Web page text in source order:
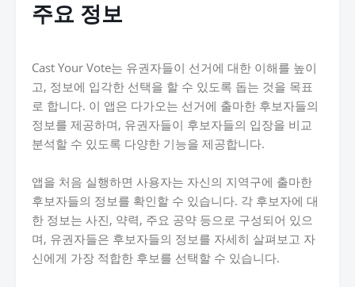
주요 정보
Cast Your Vote는 유권자들이 선거에 대한 이해를 높이
고, 정보에 입각한 선택을 할 수 있도록 돕는 것을 목표
로 합니다. 이 앱은 다가오는 선거에 출마한 후보자들의
정보를 제공하며, 유권자들이 후보자들의 입장을 비교
분석할 수 있도록 다양한 기능을 제공합니다.
앱을 처음 실행하면 사용자는 자신의 지역구에 출마한
후보자들의 정보를 확인할 수 있습니다. 각 후보자에 대
한 정보는 사진, 약력, 주요 공약 등으로 구성되어 있으
며, 유권자들은 후보자들의 정보를 자세히 살펴보고 자
신에게 가장 적합한 후보를 선택할 수 있습니다.